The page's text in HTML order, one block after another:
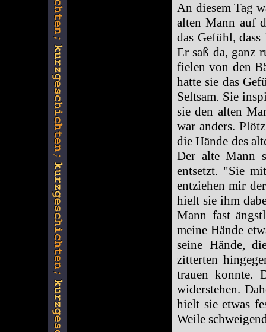
An diesem Tag
alten Mann auf
das Gefühl,
Er saß da, ganz
fielen von den
hatte sie das
Seltsam. Sie
sie den alten
war anders.
die Hände des
Der alte Mann
entsetzt. "Sie
entziehen mir
hielt sie ihm
Mann fast
meine Hände
seine Hände,
zitterten
trauen konnte.
widerstehen.
hielt sie etwas
Weile